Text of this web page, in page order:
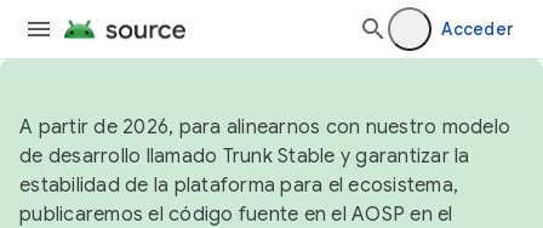
Acceder
A partir de 2026, para alinearnos con nuestro modelo
de desarrollo llamado Trunk Stable y garantizar la
estabilidad de la plataforma para el ecosistema,
publicaremos el código fuente en el AOSP en el